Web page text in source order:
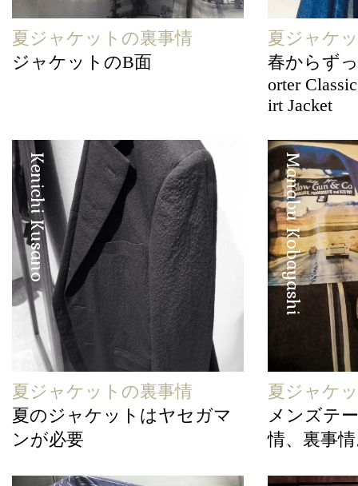
夏ジャケットの裏事情
ジャケットのB面
夏ジャケ
春からず
orter
irt Jacket
Kenichi Kusano
夏ジャケットの裏事情
夏のジャケットはヤセガマ
ンが必要
Manabu Kobayashi
夏ジャケ
メンズテ
情、裏事